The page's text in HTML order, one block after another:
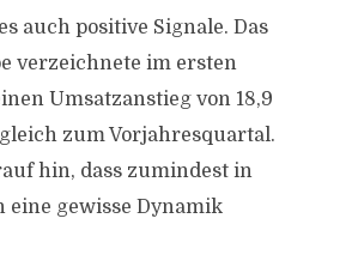
auch positive Signale. Das
verzeichnete im ersten
Umsatzanstieg von 18,9
zum Vorjahresquartal.
hin, dass zumindest in
eine gewisse Dynamik